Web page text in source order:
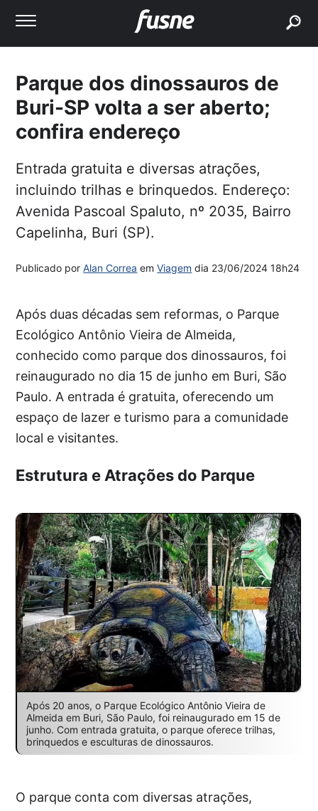
Parque dos dinossauros de
Buri-SP volta a ser aberto;
confira endereço
Entrada gratuita e diversas atrações,
incluindo trilhas e brinquedos. Endereço:
Avenida Pascoal Spaluto, nº 2035, Bairro
Capelinha, Buri (SP).
Publicado porAlan Correa emViagem dia 23/06/2024 18h24
Após duas décadas sem reformas, o Parque
Ecológico Antônio Vieira de Almeida,
conhecido como parque dos dinossauros, foi
reinaugurado no dia 15 de junho em Buri, São
Paulo. A entrada é gratuita, oferecendo um
espaço de lazer e turismo para a comunidade
local e visitantes.
Estrutura e Atrações do Parque
Após 20 anos, o Parque Ecológico Antônio Vieira de
Almeida em Buri, São Paulo, foi reinaugurado em 15 de
junho. Com entrada gratuita, o parque oferece trilhas,
brinquedos e esculturas de dinossauros.
O parque conta com diversas atrações,